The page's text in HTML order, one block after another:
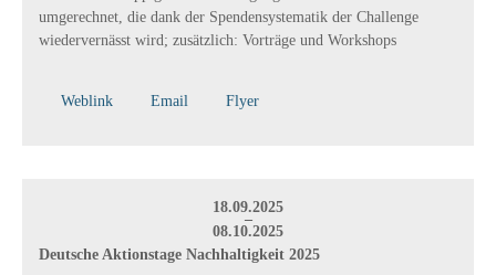
umgerechnet, die dank der Spendensystematik der Challenge
wiedervernässt wird; zusätzlich: Vorträge und Workshops
Weblink Email Flyer
18.09.2025
–
08.10.2025
Deutsche Aktionstage Nachhaltigkeit 2025